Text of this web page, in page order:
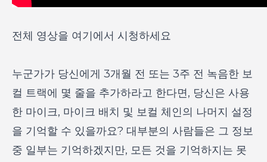
전체 영상을 여기에서 시청하세요
누군가가 당신에게 3개월 전 또는 3주 전 녹음한 보
컬 트랙에 몇 줄을 추가하라고 한다면, 당신은 사용
한 마이크, 마이크 배치 및 보컬 체인의 나머지 설정
을 기억할 수 있을까요? 대부분의 사람들은 그 정보
중 일부는 기억하겠지만, 모든 것을 기억하지는 못